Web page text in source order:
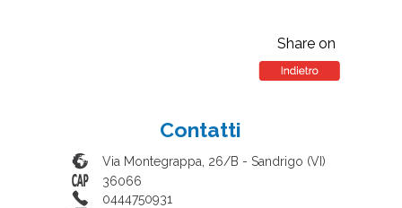
Share on
Contatti
Via Montegrappa, 26/B - Sandrigo (VI)
36066
0444750931